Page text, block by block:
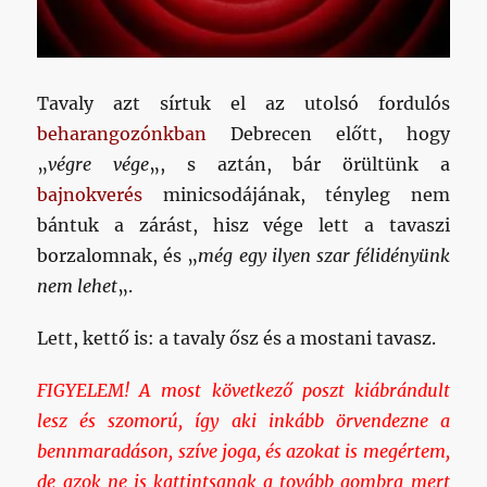
Tavaly azt sírtuk el az utolsó fordulós
beharangozónkban
Debrecen előtt, hogy
„végre vége„, s aztán, bár örültünk a
bajnokverés minicsodájának, tényleg nem
bántuk a zárást, hisz vége lett a tavaszi
borzalomnak, és „még egy ilyen szar félidényünk
nem lehet„.
Lett, kettő is: a tavaly ősz és a mostani tavasz.
FIGYELEM! A most következő poszt kiábrándult
lesz és szomorú, így aki inkább örvendezne a
bennmaradáson, szíve joga, és azokat is megértem,
de azok ne is kattintsanak a tovább gombra mert